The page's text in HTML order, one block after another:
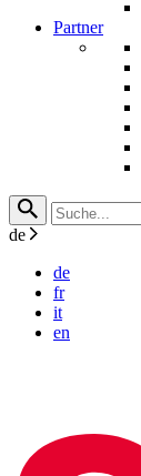
Partner
de
de
fr
it
en